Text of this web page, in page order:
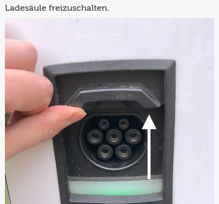
Ladesäule freizuschalten.